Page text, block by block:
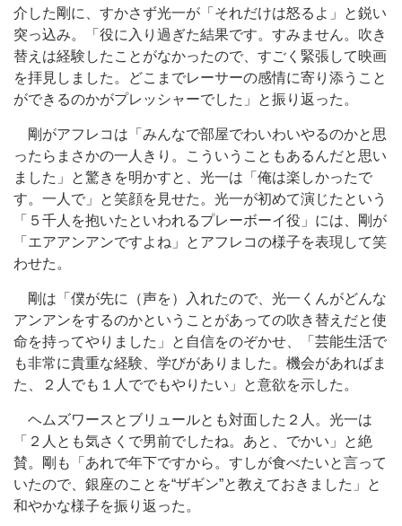
介した剛に、すかさず光一が「それだけは怒るよ」と鋭い
突っ込み。「役に入り過ぎた結果です。すみません。吹き
替えは経験したことがなかったので、すごく緊張して映画
を拝見しました。どこまでレーサーの感情に寄り添うこと
ができるのかがプレッシャーでした」と振り返った。
剛がアフレコは「みんなで部屋でわいわいやるのかと思
ったらまさかの一人きり。こういうこともあるんだと思い
ました」と驚きを明かすと、光一は「俺は楽しかったで
す。一人で」と笑顔を見せた。光一が初めて演じたという
「５千人を抱いたといわれるプレーボーイ役」には、剛が
「エアアンアンですよね」とアフレコの様子を表現して笑
わせた。
剛は「僕が先に（声を）入れたので、光一くんがどんな
アンアンをするのかということがあっての吹き替えだと使
命を持ってやりました」と自信をのぞかせ、「芸能生活で
も非常に貴重な経験、学びがありました。機会があればま
た、２人でも１人ででもやりたい」と意欲を示した。
ヘムズワースとブリュールとも対面した２人。光一は
「２人とも気さくで男前でしたね。あと、でかい」と絶
賛。剛も「あれで年下ですから。すしが食べたいと言って
いたので、銀座のことを“ザギン”と教えておきました」と
和やかな様子を振り返った。